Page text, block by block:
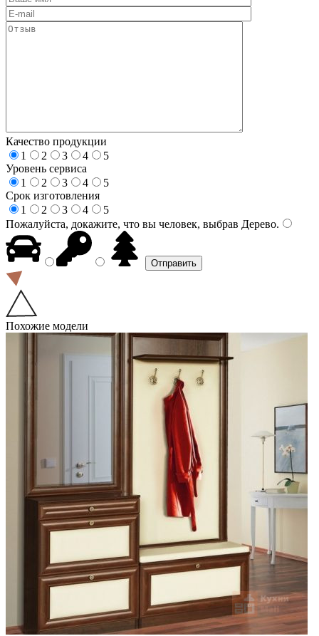
Качество продукции
1
2 3 4
5
Уровень сервиса
1
2 3 4
5
Срок изготовления
1
2 3 4
5
Пожалуйста, докажите, что вы человек, выбрав Дерево.
Похожие модели